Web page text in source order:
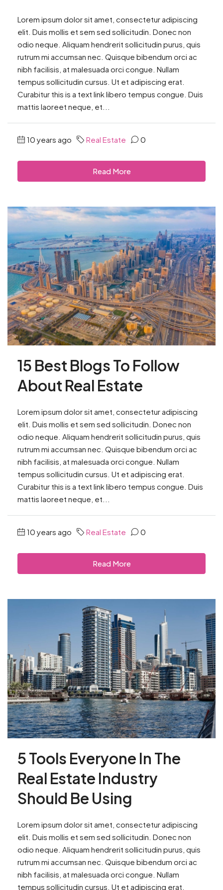
Lorem ipsum dolor sit amet, consectetur adipiscing
elit. Duis mollis et sem sed sollicitudin. Donec non
odio neque. Aliquam hendrerit sollicitudin purus, quis
rutrum mi accumsan nec. Quisque bibendum orci ac
nibh facilisis, at malesuada orci congue. Nullam
tempus sollicitudin cursus. Ut et adipiscing erat.
Curabitur this is a text link libero tempus congue. Duis
mattis laoreet neque, et...
10 years ago Real Estate 0
Read More
15 Best Blogs To Follow
About Real Estate
Lorem ipsum dolor sit amet, consectetur adipiscing
elit. Duis mollis et sem sed sollicitudin. Donec non
odio neque. Aliquam hendrerit sollicitudin purus, quis
rutrum mi accumsan nec. Quisque bibendum orci ac
nibh facilisis, at malesuada orci congue. Nullam
tempus sollicitudin cursus. Ut et adipiscing erat.
Curabitur this is a text link libero tempus congue. Duis
mattis laoreet neque, et...
10 years ago Real Estate 0
Read More
5 Tools Everyone In The
Real Estate Industry
Should Be Using
Lorem ipsum dolor sit amet, consectetur adipiscing
elit. Duis mollis et sem sed sollicitudin. Donec non
odio neque. Aliquam hendrerit sollicitudin purus, quis
rutrum mi accumsan nec. Quisque bibendum orci ac
nibh facilisis, at malesuada orci congue. Nullam
tempus sollicitudin cursus. Ut et adipiscing erat.